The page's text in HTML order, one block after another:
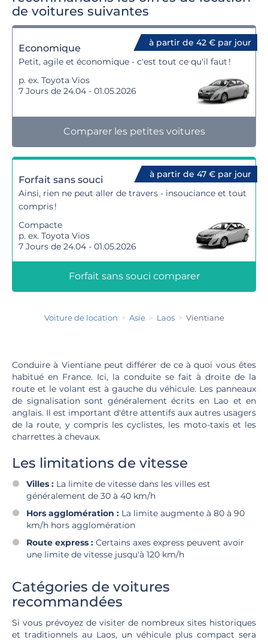
de voitures suivantes
à partir de 42 € par jour
Economique
Petit, agile et économique - c'est tout ce qu'il faut !
p. ex. Toyota Vios
7 Jours de 24.04 - 01.05.2026
Comparer les petites voitures
à partir de 47 € par jour
Forfait sans souci
Ainsi, rien ne peut aller de travers - insouciance et tout
compris !
Compacte
p. ex. Toyota Vios
7 Jours de 24.04 - 01.05.2026
Forfait sans souci comparer
Voiture de location Asie Laos Vientiane
Conduire à Vientiane peut différer de ce à quoi vous êtes
habitué en France. Ici, la conduite se fait à droite de la
route et le volant est à gauche du véhicule. Les panneaux
de signalisation sont généralement écrits en Lao et en
anglais. Il est important d'être attentifs aux autres usagers
de la route, y compris les cyclistes, les moto-taxis et les
charrettes à chevaux.
Les limitations de vitesse
Villes : La limite de vitesse dans les villes est
généralement de 30 à 40 km/h
Hors agglomération : La limite augmente à 80 à 90
km/h hors agglomération
Route express : Certains axes express peuvent avoir
une limite de vitesse jusqu'à 120 km/h
Catégories de voitures
recommandées
Si vous prévoyez de visiter de nombreux sites historiques
et traditionnels au Laos, un véhicule plus compact sera